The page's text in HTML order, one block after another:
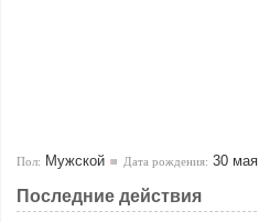
Пол: Мужской Дата рождения: 30 мая
Последние действия